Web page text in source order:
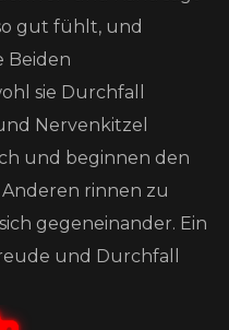
gut fühlt, und
Beiden
sie Durchfall
Nervenkitzel
und beginnen den
rinnen zu
gegeneinander. Ein
und Durchfall